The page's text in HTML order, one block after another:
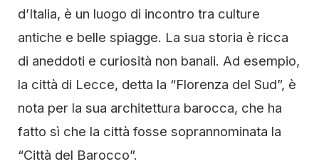
d’Italia, è un luogo di incontro tra culture
antiche e belle spiagge. La sua storia è ricca
di aneddoti e curiosità non banali. Ad esempio,
la città di Lecce, detta la “Florenza del Sud”, è
nota per la sua architettura barocca, che ha
fatto sì che la città fosse soprannominata la
“Città del Barocco”.